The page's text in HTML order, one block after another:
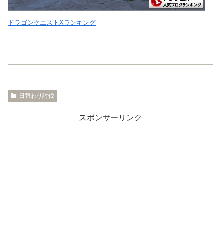
ドラゴンクエストXランキング
日替わり討伐
スポンサーリンク